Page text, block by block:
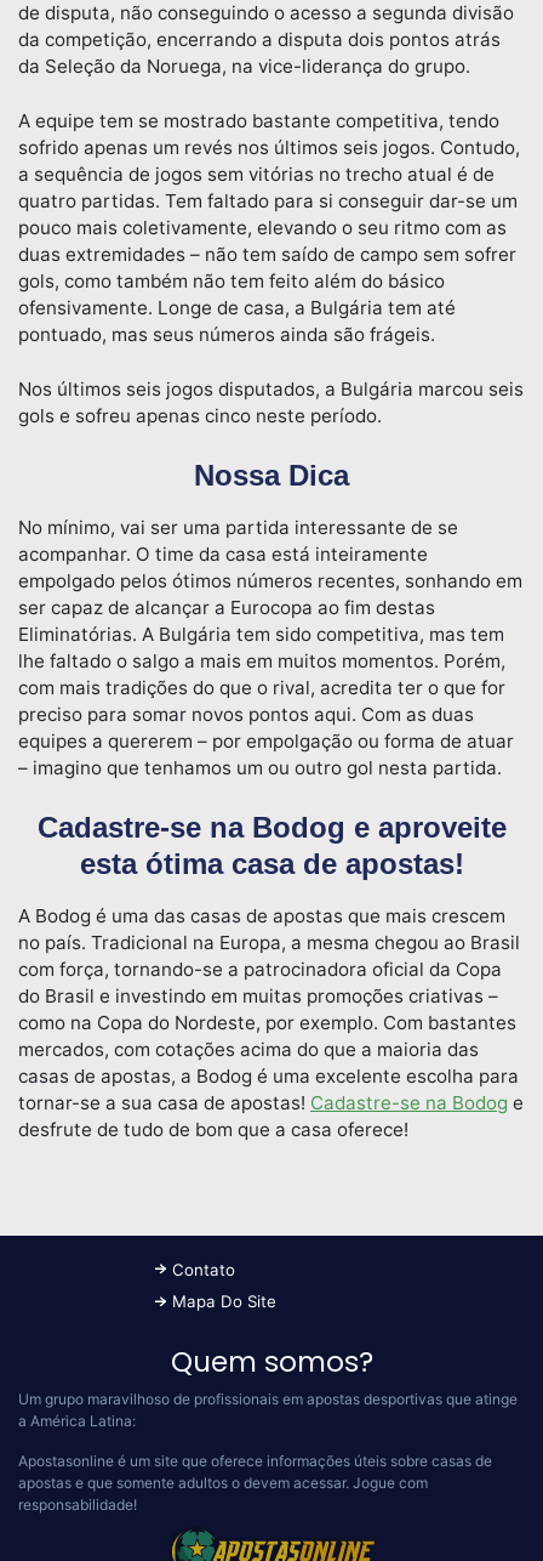
de disputa, não conseguindo o acesso a segunda divisão
da competição, encerrando a disputa dois pontos atrás
da Seleção da Noruega, na vice-liderança do grupo.
A equipe tem se mostrado bastante competitiva, tendo
sofrido apenas um revés nos últimos seis jogos. Contudo,
a sequência de jogos sem vitórias no trecho atual é de
quatro partidas. Tem faltado para si conseguir dar-se um
pouco mais coletivamente, elevando o seu ritmo com as
duas extremidades – não tem saído de campo sem sofrer
gols, como também não tem feito além do básico
ofensivamente. Longe de casa, a Bulgária tem até
pontuado, mas seus números ainda são frágeis.
Nos últimos seis jogos disputados, a Bulgária marcou seis
gols e sofreu apenas cinco neste período.
Nossa Dica
No mínimo, vai ser uma partida interessante de se
acompanhar. O time da casa está inteiramente
empolgado pelos ótimos números recentes, sonhando em
ser capaz de alcançar a Eurocopa ao fim destas
Eliminatórias. A Bulgária tem sido competitiva, mas tem
lhe faltado o salgo a mais em muitos momentos. Porém,
com mais tradições do que o rival, acredita ter o que for
preciso para somar novos pontos aqui. Com as duas
equipes a quererem – por empolgação ou forma de atuar
– imagino que tenhamos um ou outro gol nesta partida.
Cadastre-se na Bodog e aproveite
esta ótima casa de apostas!
A Bodog é uma das casas de apostas que mais crescem
no país. Tradicional na Europa, a mesma chegou ao Brasil
com força, tornando-se a patrocinadora oficial da Copa
do Brasil e investindo em muitas promoções criativas –
como na Copa do Nordeste, por exemplo. Com bastantes
mercados, com cotações acima do que a maioria das
casas de apostas, a Bodog é uma excelente escolha para
tornar-se a sua casa de apostas! Cadastre-se na Bodog e
desfrute de tudo de bom que a casa oferece!
Contato
Mapa Do Site
Quem somos?
Um grupo maravilhoso de profissionais em apostas desportivas que atinge
a América Latina:
Apostasonline é um site que oferece informações úteis sobre casas de
apostas e que somente adultos o devem acessar. Jogue com
responsabilidade!